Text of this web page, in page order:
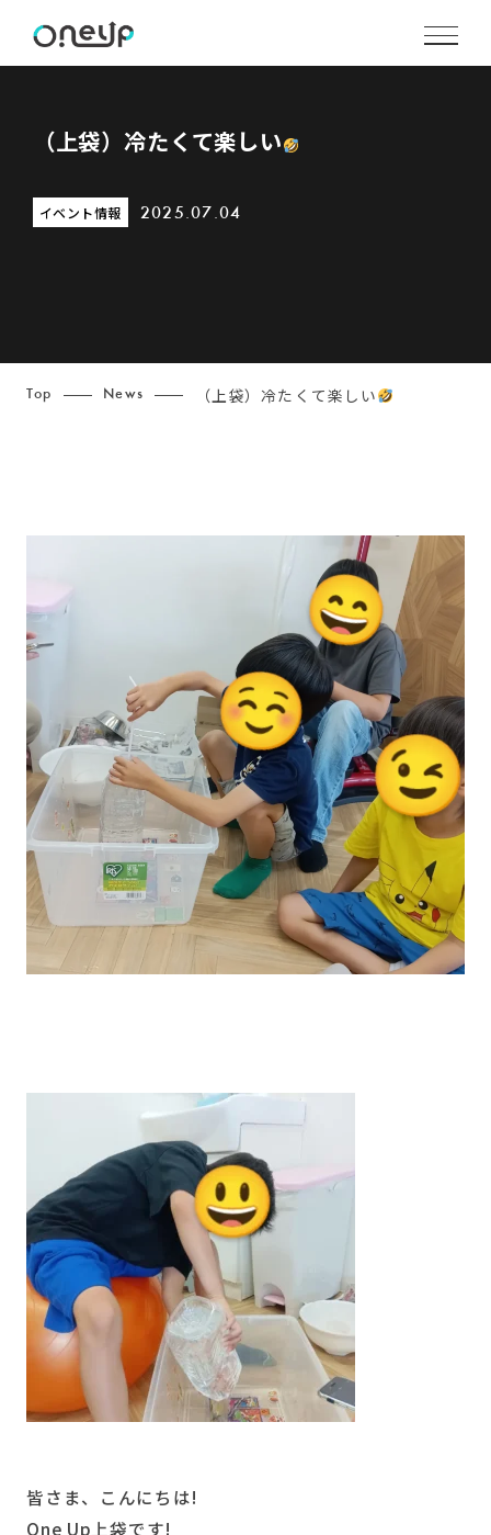
（上袋）冷たくて楽しい
イベント情報 2025.07.04
Top News （上袋）冷たくて楽しい
皆さま、こんにちは!
One Up上袋です!